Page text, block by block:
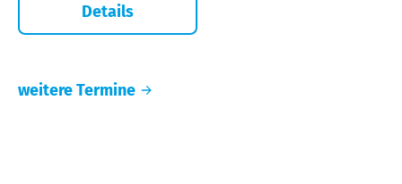
Details
weitere Termine